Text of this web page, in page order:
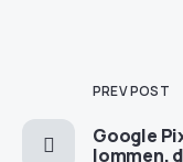
PREV POST
Google
lommen,